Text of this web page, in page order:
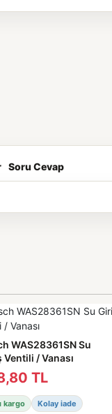
Soru Cevap
WAS28361SN Su
Ventili / Vanası
TL
kargo Kolay iade